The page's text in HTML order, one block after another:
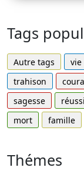
Tags
Autre tags vie
trahison
sagesse
mort
famille
Thémes